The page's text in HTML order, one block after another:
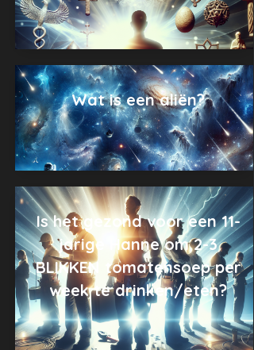
Wat is een aliën?
Is het gezond voor een 11-
jarige Hanne om 2-3
BLIKKEN tomatensoep per
week te drinken/eten?